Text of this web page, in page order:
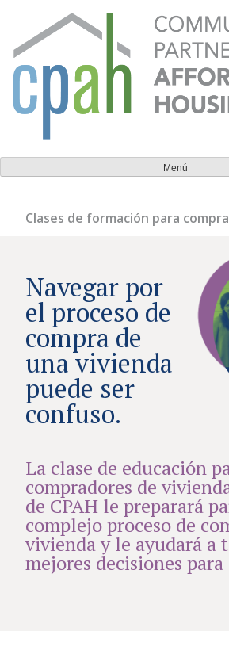
contenido
Socios comunitarios para la vivienda
Todos deberían tener un lugar al
Menú
Clases de formación para
Navegar por
el proceso de
compra de
una vivienda
puede ser
confuso.
La clase de educación
compradores de
de CPAH le preparará
complejo proceso de
vivienda y le ayudará a
mejores decisiones para